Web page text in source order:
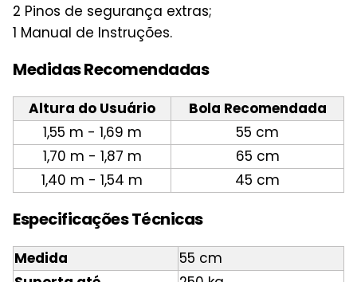
2 Pinos de segurança extras;
1 Manual de Instruções.
Medidas Recomendadas
Altura do Usuário
Bola Recomendada
1,55 m - 1,69 m
55 cm
1,70 m - 1,87 m
65 cm
1,40 m - 1,54 m
45 cm
Especificações Técnicas
Medida
55 cm